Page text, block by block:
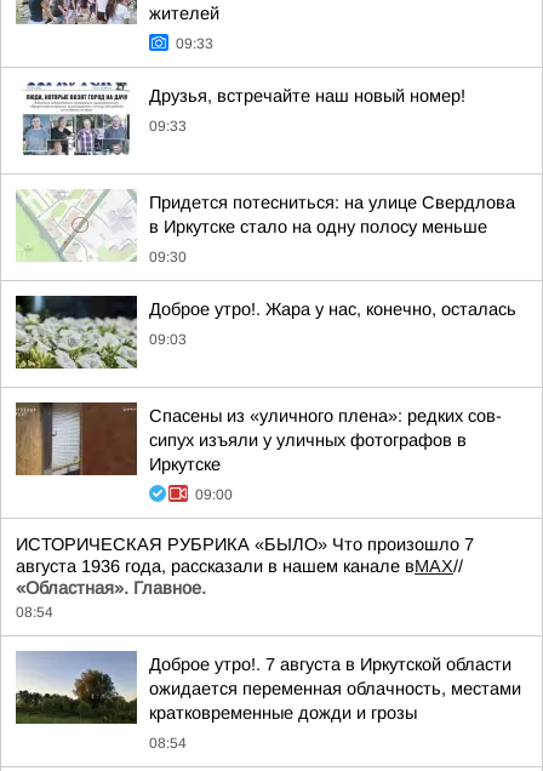
жителей
09:33
Друзья, встречайте наш новый номер!
09:33
Придется потесниться: на улице Свердлова
в Иркутске стало на одну полосу меньше
09:30
Доброе утро!. Жара у нас, конечно, осталась
09:03
Спасены из «уличного плена»: редких сов-
сипух изъяли у уличных фотографов в
Иркутске
09:00
ИСТОРИЧЕСКАЯ РУБРИКА «БЫЛО» Что произошло 7
августа 1936 года, рассказали в нашем канале вMAX//
«Областная». Главное.
08:54
Доброе утро!. 7 августа в Иркутской области
ожидается переменная облачность, местами
кратковременные дожди и грозы
08:54